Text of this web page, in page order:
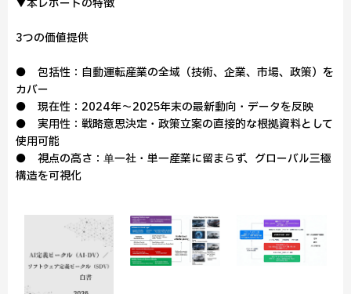
▼本レポートの特徴
3つの価値提供
● 包括性：自動運転産業の全域（技術、企業、市場、政策）を
カバー
● 現在性：2024年～2025年末の最新動向・データを反映
● 実用性：戦略意思決定・政策立案の直接的な根拠資料として
使用可能
● 視点の高さ：单一社・単一産業に留まらず、グローバル三極
構造を可視化